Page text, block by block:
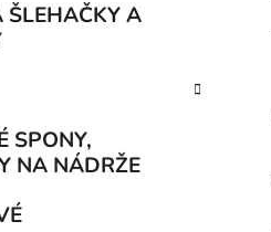
ŠLEHAČKY A
SPONY,
NA NÁDRŽE